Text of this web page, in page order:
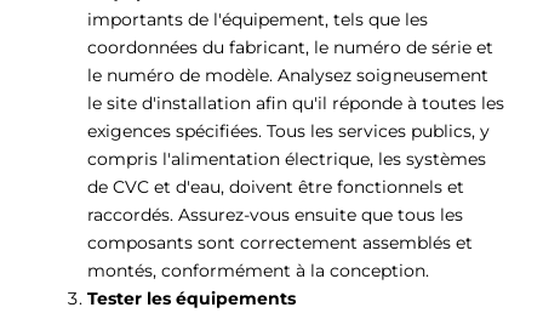
importants de l'équipement, tels que les
coordonnées du fabricant, le numéro de série et
le numéro de modèle. Analysez soigneusement
le site d'installation afin qu'il réponde à toutes les
exigences spécifiées. Tous les services publics, y
compris l'alimentation électrique, les systèmes
de CVC et d'eau, doivent être fonctionnels et
raccordés. Assurez-vous ensuite que tous les
composants sont correctement assemblés et
montés, conformément à la conception.
Tester les équipements